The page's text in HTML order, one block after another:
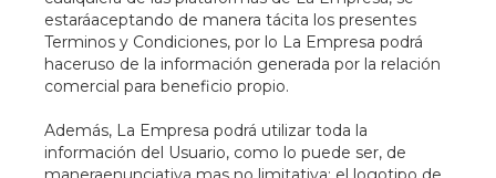
estaráaceptando de manera tácita los presentes
Terminos y Condiciones, por lo La Empresa podrá
haceruso de la información generada por la relación
comercial para beneficio propio.
Además, La Empresa podrá utilizar toda la
información del Usuario, como lo puede ser, de